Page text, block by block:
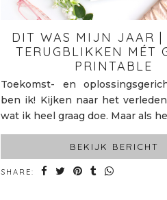
DIT WAS MIJN JAAR |
TERUGBLIKKEN MÉT
PRINTABLE
Toekomst- en
ben ik! Kijken naar het
wat ik heel graag doe. Maar als
BEKIJK BERICHT
SHARE: